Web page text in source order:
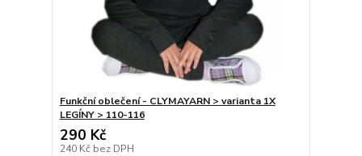
Funkční oblečení - CLYMAYARN > varianta 1X
LEGÍNY > 110-116
290 Kč
240 Kč bez DPH